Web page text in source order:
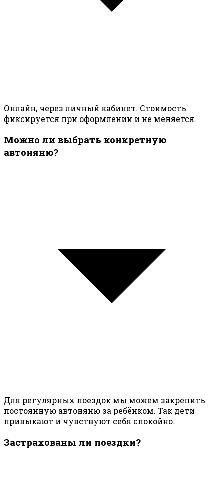
Онлайн, через личный кабинет. Стоимость
фиксируется при оформлении и не меняется.
Можно ли выбрать конкретную
автоняню?
Для регулярных поездок мы можем закрепить
постоянную автоняню за ребёнком. Так дети
привыкают и чувствуют себя спокойно.
Застрахованы ли поездки?